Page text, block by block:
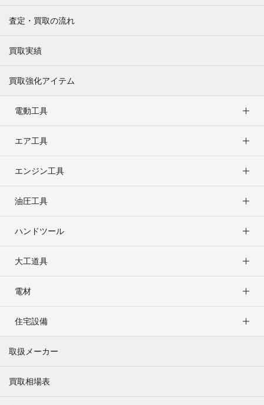
査定・買取の流れ
買取実績
買取強化アイテム
電動工具
エア工具
エンジン工具
油圧工具
ハンドツール
大工道具
電材
住宅設備
取扱メーカー
買取相場表